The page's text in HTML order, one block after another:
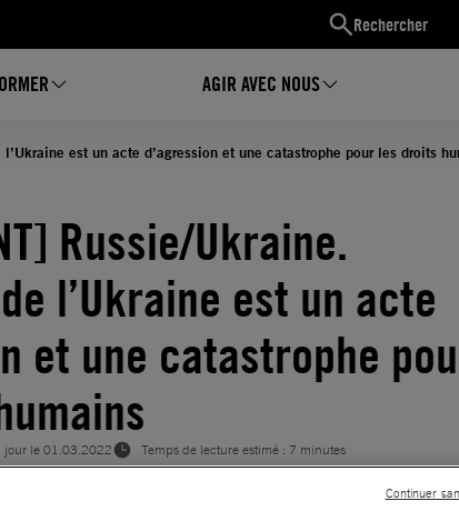
Rechercher
AGIR AVEC NOUS
est un acte d’agression et une catastrophe pour les droits
Russie/Ukraine.
l’Ukraine est un acte
et une catastrophe
jour le01.03.2022
Temps de lecture estimé : 7 minutes
Continuer